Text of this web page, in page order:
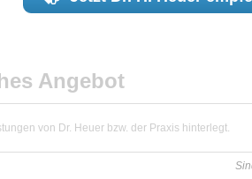
Angebot
von Dr. Heuer bzw. der Praxis hinterlegt.